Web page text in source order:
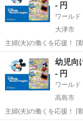
- 円
ワールド
大津市
主婦(夫)の働くを応援！ [勤務日数]： 週4日~
10:00~17:00/10:00~16:00/
駅]： 滋賀県大津市 ※勤
大津市 営業
幼児向
- 円
ワールド
高島市
主婦(夫)の働くを応援！ [勤務日数]： 週4日~